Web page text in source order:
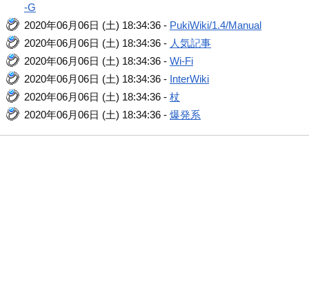
-G
2020年06月06日 (土) 18:34:36 - PukiWiki/1.4/Manual
2020年06月06日 (土) 18:34:36 - 人気記事
2020年06月06日 (土) 18:34:36 -Wi-Fi
2020年06月06日 (土) 18:34:36 - InterWiki
2020年06月06日 (土) 18:34:36 -杖
2020年06月06日 (土) 18:34:36 -爆発系